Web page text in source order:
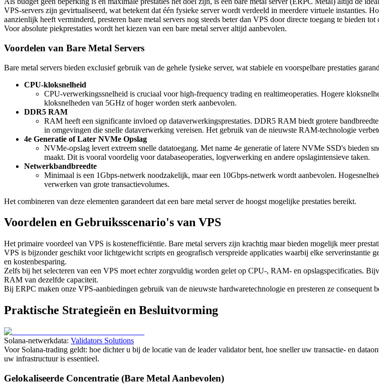
VPS-servers zijn gevirtualiseerd, wat betekent dat één fysieke server wordt verdeeld in meerdere virtuele instanties.
aanzienlijk heeft verminderd, presteren bare metal servers nog steeds beter dan VPS door directe toegang te bieden
Voor absolute piekprestaties wordt het kiezen van een bare metal server altijd aanbevolen.
Voordelen van Bare Metal Servers
Bare metal servers bieden exclusief gebruik van de gehele fysieke server, wat stabiele en voorspelbare prestaties
CPU-kloksnelheid
CPU-verwerkingssnelheid is cruciaal voor high-frequency trading en realtimeoperaties. Hogere
kloksnelheden van 5GHz of hoger worden sterk aanbevolen.
DDR5 RAM
RAM heeft een significante invloed op dataverwerkingsprestaties. DDR5 RAM biedt grotere
in omgevingen die snelle dataverwerking vereisen. Het gebruik van de nieuwste RAM-technologie
4e Generatie of Later NVMe Opslag
NVMe-opslag levert extreem snelle datatoegang. Met name 4e generatie of latere NVMe SSD's bieden
maakt. Dit is vooral voordelig voor databaseoperaties, logverwerking en andere opslagintensieve taken.
Netwerkbandbreedte
Minimaal is een 1Gbps-netwerk noodzakelijk, maar een 10Gbps-netwerk wordt aanbevolen.
verwerken van grote transactievolumes.
Het combineren van deze elementen garandeert dat een bare metal server de hoogst mogelijke prestaties bereikt.
Voordelen en Gebruiksscenario's van VPS
Het primaire voordeel van VPS is kostenefficiëntie. Bare metal servers zijn krachtig maar bieden mogelijk meer
VPS is bijzonder geschikt voor lichtgewicht scripts en geografisch verspreide applicaties waarbij elke serverinstantie
en kostenbesparing.
Zelfs bij het selecteren van een VPS moet echter zorgvuldig worden gelet op CPU-, RAM- en opslagspecificaties.
RAM van dezelfde capaciteit.
Bij ERPC maken onze VPS-aanbiedingen gebruik van de nieuwste hardwaretechnologie en presteren ze consequent
Praktische Strategieën en Besluitvorming
Solana-netwerkdata: Validators Solutions
Voor Solana-trading geldt: hoe dichter u bij de locatie van de leader validator bent, hoe sneller uw transactie- en
uw infrastructuur is essentieel.
Gelokaliseerde Concentratie (Bare Metal Aanbevolen)